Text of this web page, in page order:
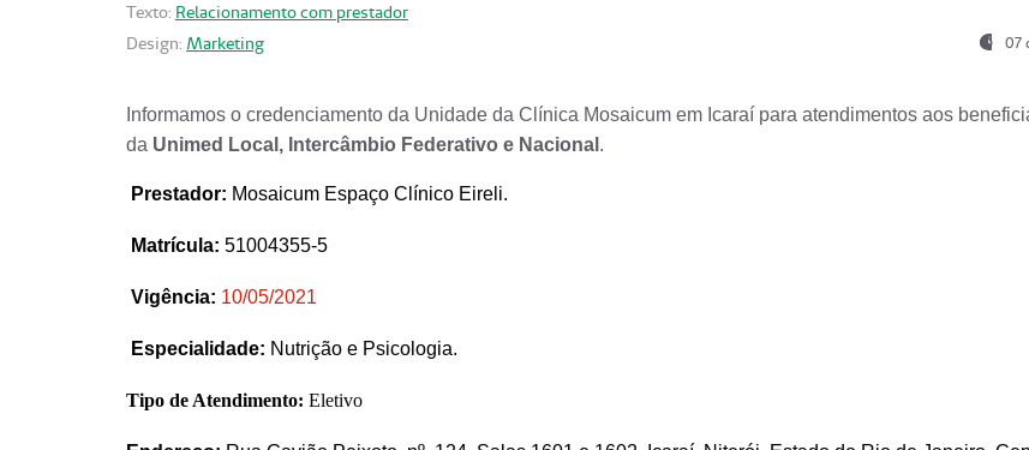
Texto: Relacionamento com prestador
Design: Marketing 07
Informamos o credenciamento da Unidade da Clínica Mosaicum em Icaraí para atendimentos aos
da Unimed Local, Intercâmbio Federativo e Nacional .
Prestador: Mosaicum Espaço Clínico Eireli.
Matrícula: 51004355-5
Vigência: 10/05/2021
Especialidade: Nutrição e Psicologia.
Tipo de Atendimento: Eletivo